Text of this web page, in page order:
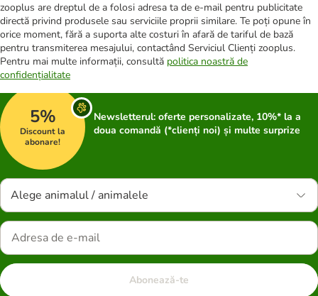
zooplus are dreptul de a folosi adresa ta de e-mail pentru publicitate
directă privind produsele sau serviciile proprii similare. Te poți opune în
orice moment, fără a suporta alte costuri în afară de tariful de bază
pentru transmiterea mesajului, contactând Serviciul Clienți zooplus.
Pentru mai multe informații, consultă politica noastră de
confidențialitate
5%
Discount la
abonare!
Newsletterul: oferte personalizate, 10%* la a
doua comandă (*clienți noi) și multe surprize
Alege animalul / animalele
Abonează-te